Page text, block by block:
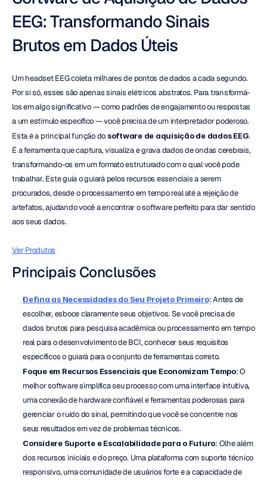
EEG: Transformando Sinais
Brutos em Dados Úteis
Um headset EEG coleta milhares de pontos de dados a cada segundo.
Por si só, esses são apenas sinais elétricos abstratos. Para transformá-
los em algo significativo — como padrões de engajamento ou respostas
a um estímulo específico — você precisa de um interpretador poderoso.
Esta é a principal função do software de aquisição de dados EEG.
É a ferramenta que captura, visualiza e grava dados de ondas cerebrais,
transformando-os em um formato estruturado com o qual você pode
trabalhar. Este guia o guiará pelos recursos essenciais a serem
procurados, desde o processamento em tempo real até a rejeição de
artefatos, ajudando você a encontrar o software perfeito para dar sentido
aos seus dados.
Ver Produtos
Principais Conclusões
Defina as Necessidades do Seu Projeto Primeiro: Antes de
escolher, esboce claramente seus objetivos. Se você precisa de
dados brutos para pesquisa acadêmica ou processamento em tempo
real para o desenvolvimento de BCI, conhecer seus requisitos
específicos o guiará para o conjunto de ferramentas correto.
Foque em Recursos Essenciais que Economizam Tempo: O
melhor software simplifica seu processo com uma interface intuitiva,
uma conexão de hardware confiável e ferramentas poderosas para
gerenciar o ruído do sinal, permitindo que você se concentre nos
seus resultados em vez de problemas técnicos.
Considere Suporte e Escalabilidade para o Futuro: Olhe além
dos recursos iniciais e do preço. Uma plataforma com suporte técnico
responsivo, uma comunidade de usuários forte e a capacidade de